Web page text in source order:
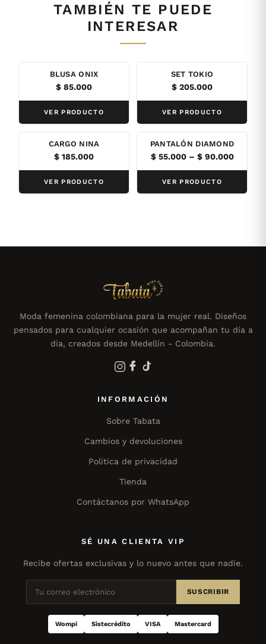
TAMBIÉN TE PUEDE
INTERESAR
BLUSA ONIX
$ 85.000
VER PRODUCTO
SET TOKIO
$ 205.000
VER PRODUCTO
CARGO NINA
$ 185.000
VER PRODUCTO
PANTALÓN DIAMOND
$55.000 – $90.000Price
range:
through
VER PRODUCTO
Moda femenina colombiana para la mujer real. Diseños
pensados para cualquier ocasión que acompañan tu día a
día, creados desde Medellín - Colombia.
INFORMACIÓN
Sobre Tabata
Cambios y devoluciones
Política de privacidad
Tienda
Contáctanos por WhatsApp
SÉ UNA CLIENTA VIP
Recibe ofertas exclusivas y lo nuevo antes que nadie.
SUSCRIBIR
Wompi Sistecrédito VISA Mastercard